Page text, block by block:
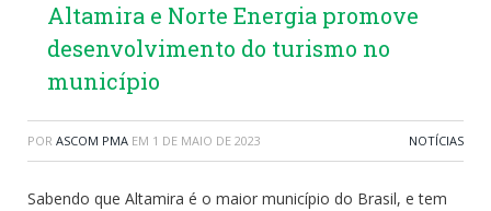
Altamira e Norte Energia promove
desenvolvimento do turismo no
município
POR ASCOM PMA EM 1 DE MAIO DE 2023 NOTÍCIAS
Sabendo que Altamira é o maior município do Brasil, e tem